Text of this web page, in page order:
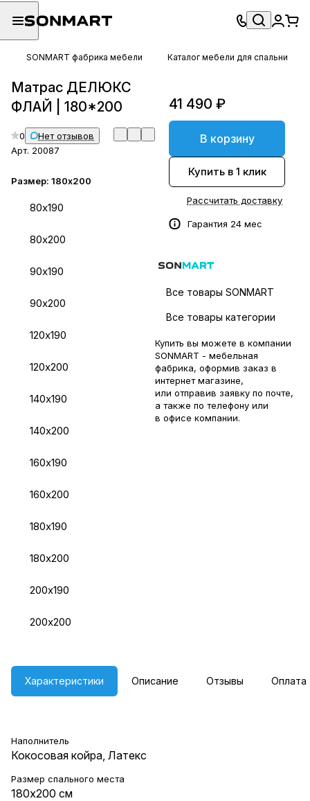
SONMART фабрика мебели Каталог мебели для спальни
Матрас ДЕЛЮКС
ФЛАЙ | 180*200
0
Нет отзывов
Арт. 20087
Размер: 180х200
80х190
80х200
90х190
90х200
120х190
120х200
140х190
140х200
160х190
160х200
180х190
180х200
200х190
200х200
41 490 ₽
В корзину
Купить в 1 клик
Рассчитать доставку
Гарантия 24 мес
Все товары SONMART
Все товары категории
Купить вы можете в компании
SONMART - мебельная
фабрика, оформив заказ в
интернет магазине,
или отправив заявку по почте,
а также по телефону или
в офисе компании.
Характеристики Описание Отзывы Оплата
Наполнитель
Кокосовая койра, Латекс
Размер спального места
180х200 см